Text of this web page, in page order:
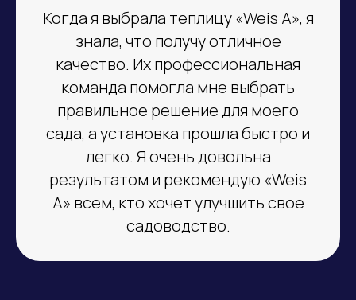
Когда я выбрала теплицу «Weis A», я
знала, что получу отличное
качество. Их профессиональная
команда помогла мне выбрать
правильное решение для моего
сада, а установка прошла быстро и
легко. Я очень довольна
результатом и рекомендую «Weis
A» всем, кто хочет улучшить свое
садоводство.